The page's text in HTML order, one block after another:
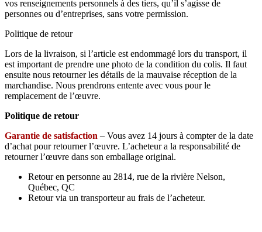
vos renseignements personnels à des tiers, qu’il s’agisse de
personnes ou d’entreprises, sans votre permission.
Politique de retour
Lors de la livraison, si l’article est endommagé lors du transport, il
est important de prendre une photo de la condition du colis. Il faut
ensuite nous retourner les détails de la mauvaise réception de la
marchandise. Nous prendrons entente avec vous pour le
remplacement de l’œuvre.
Politique de retour
Garantie de satisfaction – Vous avez 14 jours à compter de la date
d’achat pour retourner l’œuvre. L’acheteur a la responsabilité de
retourner l’œuvre dans son emballage original.
Retour en personne au 2814, rue de la rivière Nelson,
Québec, QC
Retour via un transporteur au frais de l’acheteur.